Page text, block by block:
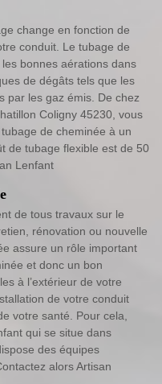
change en fonction de
conduit. Le tubage de
bonnes aérations dans
de dégâts tels que les
par les gaz émis. De chez
Coligny 45230, vous
de cheminée à un
de tubage flexible est de 50
Lenfant
de tous travaux sur le
rénovation ou nouvelle
assure un rôle important
et donc un bon
à l’extérieur de votre
de votre conduit
votre santé. Pour cela,
qui se situe dans
des équipes
alors Artisan